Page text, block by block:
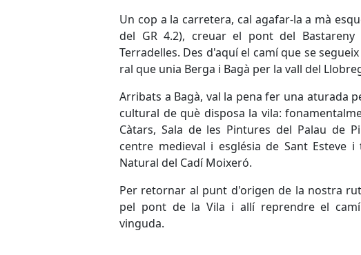
Un cop a la carretera, cal agafar-la a mà
del GR 4.2), creuar el pont del
Terradelles. Des d'aquí el camí que se
ral que unia Berga i Bagà per la vall del
Arribats a Bagà, val la pena fer una aturada
cultural de què disposa la vila:
Càtars, Sala de les Pintures del Palau de
centre medieval i església de Sant Esteve
Natural del Cadí Moixeró.
Per retornar al punt d'origen de la nostra
pel pont de la Vila i allí reprendre el
vinguda.